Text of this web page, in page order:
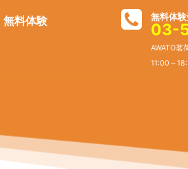
無料体験 無料体験
03-
AWATO茗
11:00～